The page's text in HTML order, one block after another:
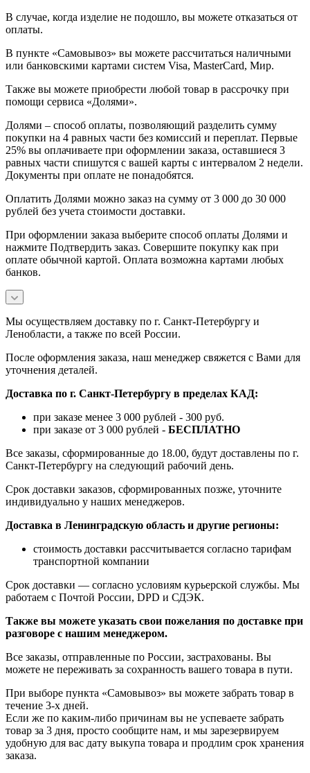
В случае, когда изделие не подошло, вы можете отказаться от
оплаты.
В пункте «Самовывоз» вы можете рассчитаться наличными
или банковскими картами систем Visa, MasterCard, Мир.
Также вы можете приобрести любой товар в рассрочку при
помощи сервиса «Долями».
Долями – способ оплаты, позволяющий разделить сумму
покупки на 4 равных части без комиссий и переплат. Первые
25% вы оплачиваете при оформлении заказа, оставшиеся 3
равных части спишутся с вашей карты с интервалом 2 недели.
Документы при оплате не понадобятся.
Оплатить Долями можно заказ на сумму от 3 000 до 30 000
рублей без учета стоимости доставки.
При оформлении заказа выберите способ оплаты Долями и
нажмите Подтвердить заказ. Совершите покупку как при
оплате обычной картой. Оплата возможна картами любых
банков.
Мы осуществляем доставку по г. Санкт-Петербургу и
Ленобласти, а также по всей России.
После оформления заказа, наш менеджер свяжется с Вами для
уточнения деталей.
Доставка по г. Санкт-Петербургу в пределах КАД:
при заказе менее 3 000 рублей - 300 руб.
при заказе от 3 000 рублей - БЕСПЛАТНО
Все заказы, сформированные до 18.00, будут доставлены по г.
Санкт-Петербургу на следующий рабочий день.
Срок доставки заказов, сформированных позже, уточните
индивидуально у наших менеджеров.
Доставка в Ленинградскую область и другие регионы:
стоимость доставки рассчитывается согласно тарифам
транспортной компании
Срок доставки — согласно условиям курьерской службы. Мы
работаем с Почтой России, DPD и СДЭК.
Также вы можете указать свои пожелания по доставке при
разговоре с нашим менеджером.
Все заказы, отправленные по России, застрахованы. Вы
можете не переживать за сохранность вашего товара в пути.
При выборе пункта «Самовывоз» вы можете забрать товар в
течение 3-х дней.
Если же по каким-либо причинам вы не успеваете забрать
товар за 3 дня, просто сообщите нам, и мы зарезервируем
удобную для вас дату выкупа товара и продлим срок хранения
заказа.